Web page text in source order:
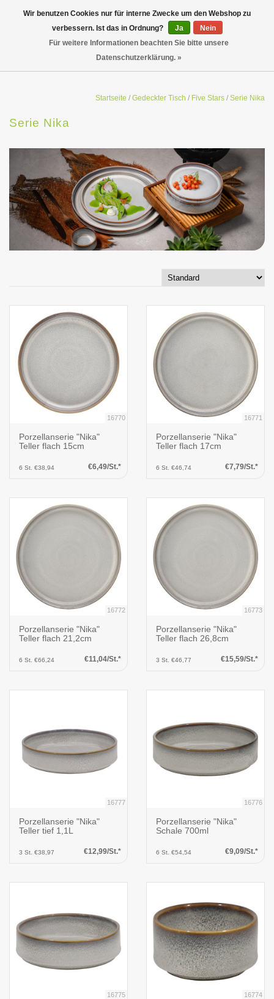
Startseite / Gedeckter Tisch / Five Stars / Serie Nika
Serie Nika
16770
Porzellanserie "Nika"
Teller flach 15cm
6 St. €38,94 €6,49/St.*
16771
Porzellanserie "Nika"
Teller flach 17cm
6 St. €46,74 €7,79/St.*
16772
Porzellanserie "Nika"
Teller flach 21,2cm
6 St. €66,24 €11,04/St.*
16773
Porzellanserie "Nika"
Teller flach 26,8cm
3 St. €46,77 €15,59/St.*
16777
Porzellanserie "Nika"
Teller tief 1,1L
3 St. €38,97 €12,99/St.*
16776
Porzellanserie "Nika"
Schale 700ml
6 St. €54,54 €9,09/St.*
16775 16774
Wir benutzen Cookies nur für interne Zwecke um den Webshop zu
verbessern. Ist das in Ordnung?
Ja
Nein
Für weitere Informationen beachten Sie bitte unsere
Datenschutzerklärung. »